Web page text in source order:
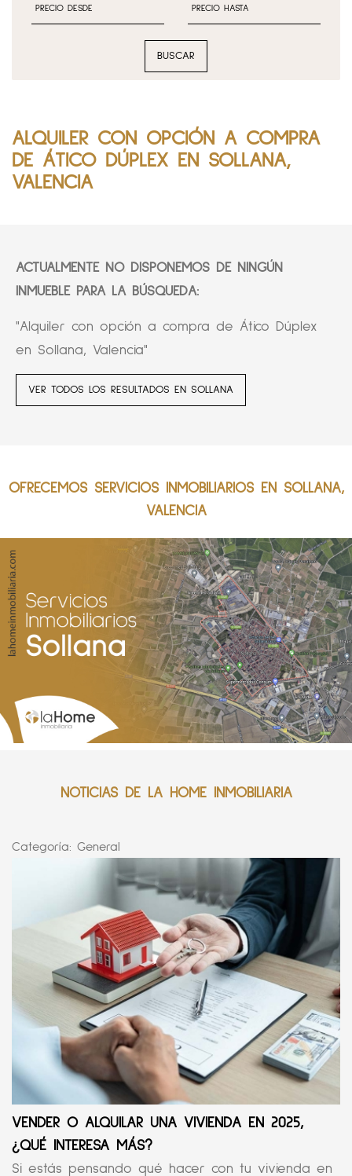
BUSCAR
ALQUILER CON OPCIÓN A COMPRA
DE ÁTICO DÚPLEX EN SOLLANA,
VALENCIA
ACTUALMENTE NO DISPONEMOS DE NINGÚN
INMUEBLE PARA LA BÚSQUEDA:
"Alquiler con opción a compra de Ático Dúplex
en Sollana, Valencia"
VER TODOS LOS RESULTADOS EN SOLLANA
OFRECEMOS SERVICIOS INMOBILIARIOS EN SOLLANA,
VALENCIA
NOTICIAS DE LA HOME INMOBILIARIA
Categoría: General
VENDER O ALQUILAR UNA VIVIENDA EN 2025,
¿QUÉ INTERESA MÁS?
Si estás pensando qué hacer con tu vivienda en